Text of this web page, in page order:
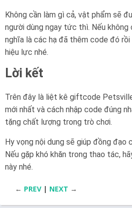
Không cần làm gì cả, vật phẩm sẽ
người dùng ngay tức thì. Nếu
nghĩa là các hạ đã thêm code đó
hiệu lực nhé.
Lời kết
Trên đây là liệt kê giftcode
mới nhất và cách nhập code đúng
tặng chất lượng trong trò chơi.
Hy vọng nội dung sẽ giúp đồng đạo
Nếu gặp khó khăn trong thao tác,
này nhé.
← PREV | NEXT →